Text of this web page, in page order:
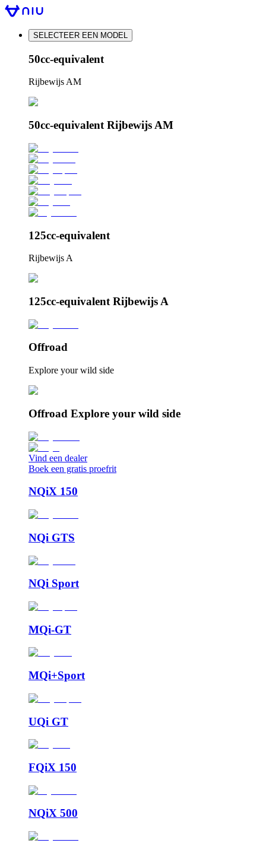
SELECTEER EEN MODEL
50cc-equivalent
Rijbewijs AM
50cc-equivalent Rijbewijs AM
125cc-equivalent
Rijbewijs A
125cc-equivalent Rijbewijs A
Offroad
Explore your wild side
Offroad Explore your wild side
Vind een dealer
Boek een gratis proefrit
NQiX 150
NQi GTS
NQi Sport
MQi-GT
MQi+Sport
UQi GT
FQiX 150
NQiX 500